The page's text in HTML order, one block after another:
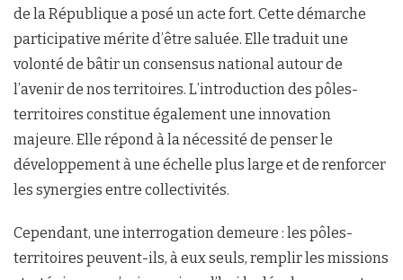
de la République a posé un acte fort. Cette démarche
participative mérite d’être saluée. Elle traduit une
volonté de bâtir un consensus national autour de
l’avenir de nos territoires. L’introduction des pôles-
territoires constitue également une innovation
majeure. Elle répond à la nécessité de penser le
développement à une échelle plus large et de renforcer
les synergies entre collectivités.
Cependant, une interrogation demeure : les pôles-
territoires peuvent-ils, à eux seuls, remplir les missions